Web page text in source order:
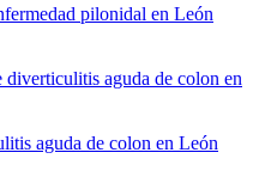
pilonidal en León
diverticulitis aguda de colon en
aguda de colon en León